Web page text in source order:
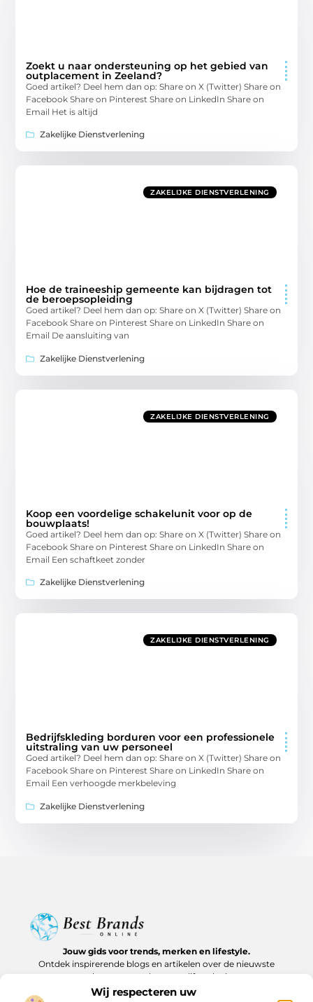
Wij respecteren uw
Zoekt u naar ondersteuning op het gebied van
outplacement in Zeeland?
Goed artikel? Deel hem dan op: Share on X (Twitter) Share on
Facebook Share on Pinterest Share on LinkedIn Share on
Email Het is altijd
Zakelijke Dienstverlening
ZAKELIJKE DIENSTVERLENING
Hoe de traineeship gemeente kan bijdragen tot
de beroepsopleiding
Goed artikel? Deel hem dan op: Share on X (Twitter) Share on
Facebook Share on Pinterest Share on LinkedIn Share on
Email De aansluiting van
Zakelijke Dienstverlening
ZAKELIJKE DIENSTVERLENING
Koop een voordelige schakelunit voor op de
bouwplaats!
Goed artikel? Deel hem dan op: Share on X (Twitter) Share on
Facebook Share on Pinterest Share on LinkedIn Share on
Email Een schaftkeet zonder
Zakelijke Dienstverlening
ZAKELIJKE DIENSTVERLENING
Bedrijfskleding borduren voor een professionele
uitstraling van uw personeel
Goed artikel? Deel hem dan op: Share on X (Twitter) Share on
Facebook Share on Pinterest Share on LinkedIn Share on
Email Een verhoogde merkbeleving
Zakelijke Dienstverlening
Jouw gids voor trends, merken en lifestyle.
Ontdek inspirerende blogs en artikelen over de nieuwste
producten, must-haves en lifestyle tips.